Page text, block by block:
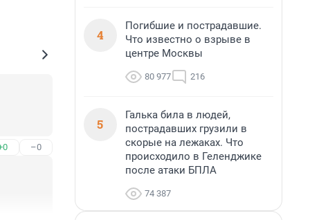
–0
4
Погибшие и пострадавшие.
Что известно о взрыве в
центре Москвы
80 977 216
5
Галька била в людей,
пострадавших грузили в
скорые на лежаках. Что
происходило в Геленджике
после атаки БПЛА
74 387